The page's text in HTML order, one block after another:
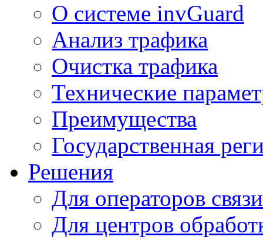
О системе invGuard
Анализ трафика
Очистка трафика
Технические
Преимущества
Государственная
Решения
Для операторов связи
Для центров